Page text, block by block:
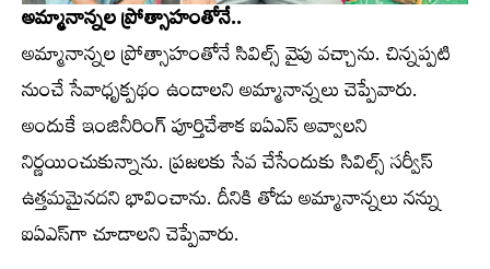
అమ్మానాన్నల ప్రోత్సాహంతోనే..
అమ్మానాన్నల ప్రోత్సాహంతోనే సివిల్స్‌ వైపు వచ్చాను. చిన్నప్పటి
నుంచే సేవాధృక్పథం ఉండాలని అమ్మానాన్నలు చెప్పేవారు.
అందుకే ఇంజినీరింగ్‌ పూర్తిచేశాక ఐఏఎస్‌ అవ్వాలని
నిర్ణయించుకున్నాను. ప్రజలకు సేవ చేసేందుకు సివిల్స్‌ సర్వీస్‌
ఉత్తమమైనదని భావించాను. దీనికి తోడు అమ్మానాన్నలు నన్ను
ఐఏఎస్‌గా చూడాలని చెప్పేవారు.